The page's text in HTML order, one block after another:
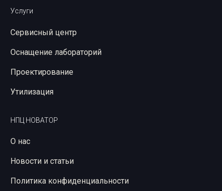
Услуги
Сервисный центр
Оснащение лабораторий
Проектирование
Утилизация
НПЦ НОВАТОР
О нас
Новости и статьи
Политика конфиденциальности